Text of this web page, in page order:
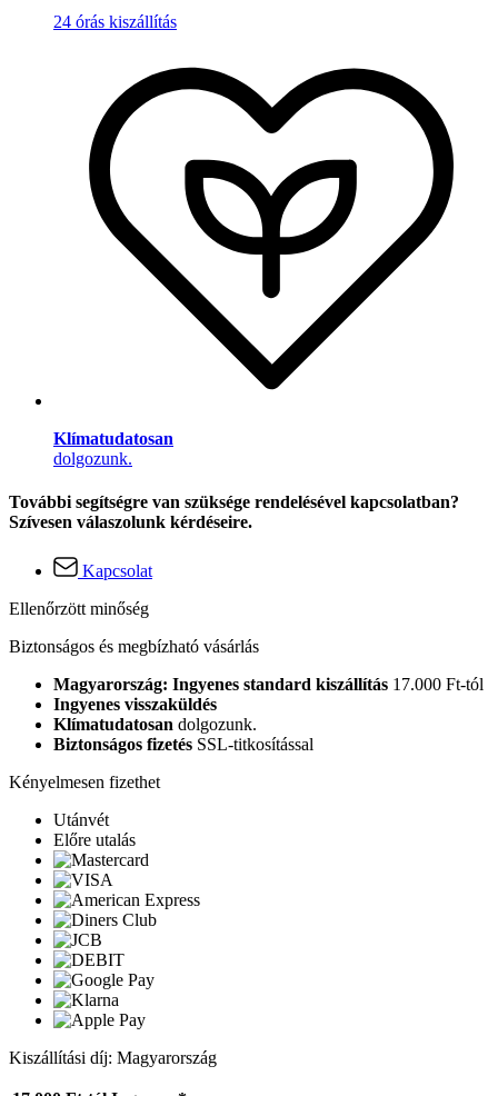
24 órás kiszállítás
Klímatudatosan
dolgozunk.
További segítségre van szüksége rendelésével kapcsolatban?
Szívesen válaszolunk kérdéseire.
Kapcsolat
Ellenőrzött minőség
Biztonságos és megbízható vásárlás
Magyarország: Ingyenes standard kiszállítás 17.000 Ft-tól
Ingyenes visszaküldés
Klímatudatosan dolgozunk.
Biztonságos fizetés SSL-titkosítással
Kényelmesen fizethet
Utánvét
Előre utalás
Kiszállítási díj: Magyarország